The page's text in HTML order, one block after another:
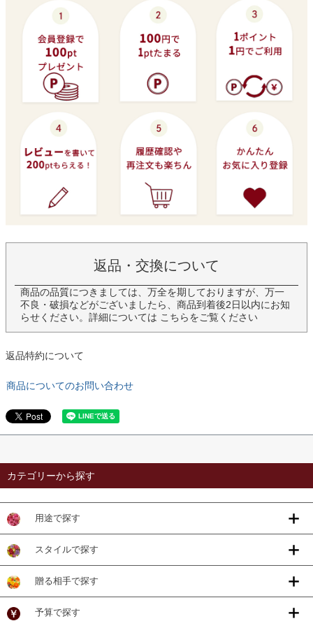
返品・交換について
商品の品質につきましては、万全を期しておりますが、万一
不良・破損などがございましたら、商品到着後2日以内にお知
らせください。詳細については こちらをご覧ください
返品特約について
商品についてのお問い合わせ
カテゴリーから探す
用途で探す
スタイルで探す
贈る相手で探す
予算で探す